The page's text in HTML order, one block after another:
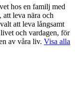
hos en familj med
leva nära och
att leva långsamt
och vardagen, för
av våra liv. Visa alla